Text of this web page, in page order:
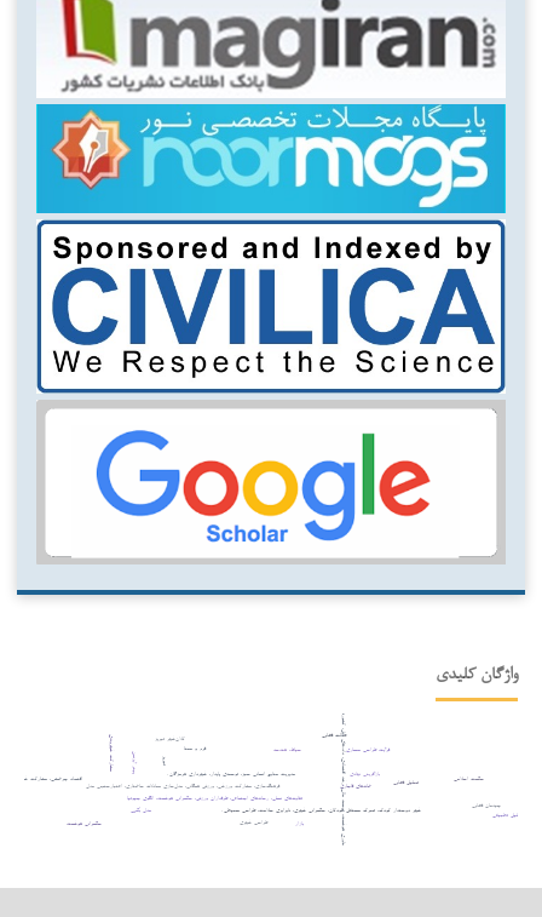
واژگان کلیدی
فرهنگ‌سازی، مشارکت ورزشی، ورزش همگانی، مدل‌سازی معادلات ساختاری، اعتبارسنجی مدل
تفاوت‌های نسلی، رسانه‌های اجتماعی، طرفداران ورزش، حکمرانی هوشمند، الگوی جیوئیا
شهر دوستدار کودک، تحرک مستقل کودکان، حکمرانی شهری، نابرابری سلامت، طراحی محیطی.
مدیریت منابع انسانی سبز، توسعه‌ی پایدار، شهرداری هرمزگان. فناوری هوشمند، توسعه مالی، رشد اقتصادی، داده‌های پانل، کشورهای درحال‌توسعه اقتصاد چرخشی، مشارکت شهروندی.
خانه‌های قاجاری
حیاط، هندسه
چیدمان فضایی
تحلیل فضایی
پیتر آیزنمن
مدل بَکس
فرآیند طراحی معماری فرم و معنا
تحلیل تطبیقی
حکمرانی هوشمند
مشارکت شهروندی
بازآفرینی نهادی
کلان‌شهر تبریز
حکمت اسلامی
طراحی شهری
تبریز
عدالت فضایی
بازار